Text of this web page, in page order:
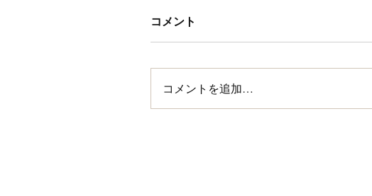
コメント
コメントを追加…